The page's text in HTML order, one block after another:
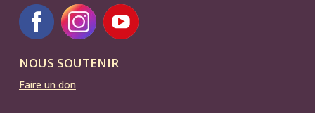
NOUS SOUTENIR
Faire un don